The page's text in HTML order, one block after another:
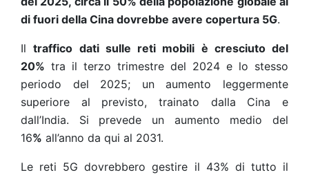
di fuori della Cina dovrebbe avere copertura 5G.
Iltraffico dati sulle reti mobili è cresciuto del
20% tra il terzo trimestre del 2024 e lo stesso
periodo del 2025; un aumento leggermente
superiore al previsto, trainato dalla Cina e
dall’India. Si prevede un aumento medio del
16% all’anno da qui al 2031.
Le reti 5G dovrebbero gestire il 43% di tutto il